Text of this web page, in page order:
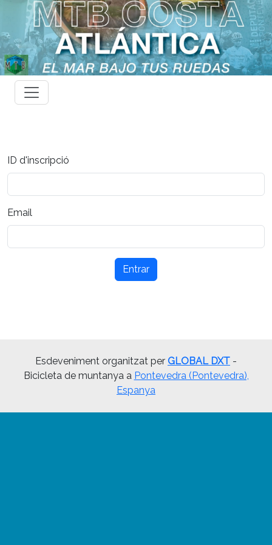
ID d'inscripció
Email
Entrar
Esdeveniment organitzat per GLOBAL DXT -
Bicicleta de muntanya a Pontevedra (Pontevedra),
Espanya